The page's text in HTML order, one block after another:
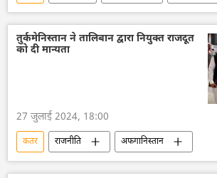
फिलिस्तीन
गाज़ा पट्टी
भारत
भारत सरकार
भारत का विदेश मंत्रालय (MEA)
जो बाइडन
तुर्कमेनिस्तान ने तालिबान द्वारा नियुक्त राजदूत
को दी मान्यता
27 जुलाई 2024, 18:00
कतर राजनीति
अफगानिस्तान
दक्षिण एशिया
काबुल
तुर्कमेनिस्तान